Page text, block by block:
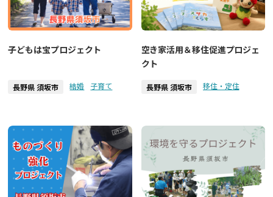
子どもは宝プロジェクト
長野県 須坂市 結婚 子育て
空き家活用＆移住促進プロジェ
クト
長野県 須坂市 移住・定住